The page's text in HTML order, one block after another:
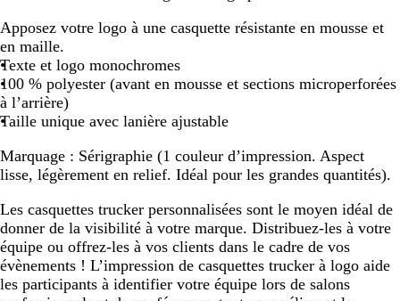
F
4
5
8
B
/
F
F
F
F
F
7
3
5
3
A
/
F
F
F
F
F
C
0
5
2
F
/
F
F
F
F
F
l
t
i
c
o
l
r
e
Apposez votre logo à une casquette résistante en mousse et
en maille.
Texte et logo monochromes
100 % polyester (avant en mousse et sections microperforées
à l’arrière)
Taille unique avec lanière ajustable
Marquage : Sérigraphie (1 couleur d’impression. Aspect
lisse, légèrement en relief. Idéal pour les grandes quantités).
Les casquettes trucker personnalisées sont le moyen idéal de
donner de la visibilité à votre marque. Distribuez-les à votre
équipe ou offrez-les à vos clients dans le cadre de vos
évènements ! L’impression de casquettes trucker à logo aide
les participants à identifier votre équipe lors de salons